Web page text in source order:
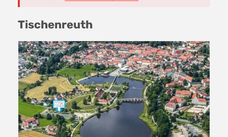
Tischenreuth